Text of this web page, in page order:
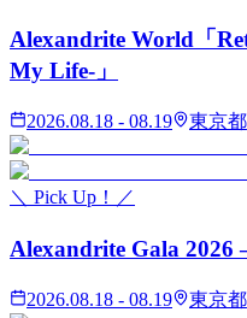
Alexandrite World「
My Life-」
2026.08.18 - 08.19 東京都
＼ Pick Up！／
Alexandrite Gala
2026.08.18 - 08.19 東京都